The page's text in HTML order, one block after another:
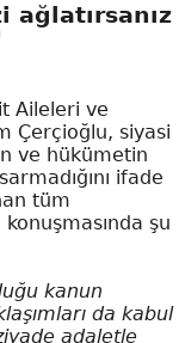
ağlatırsanız
Aileleri ve
Çerçioğlu, siyasi
ve hükümetin
ifade
tüm
şu
kanun
da kabul
adaletle